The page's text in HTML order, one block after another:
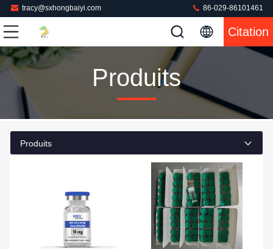
tracy@sxhongbaiyi.com 86-029-86101461
Citation
Produits
Produits